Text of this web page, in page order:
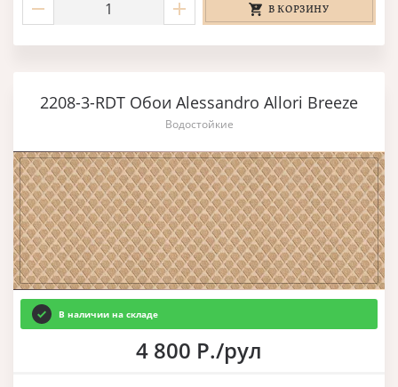
В КОРЗИНУ
2208-3-RDT Обои Alessandro Allori Breeze
Водостойкие
В наличии на складе
4 800 Р./рул